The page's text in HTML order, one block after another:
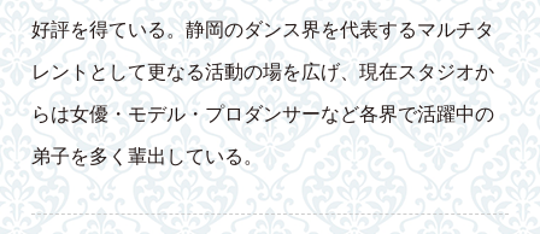
好評を得ている。静岡のダンス界を代表するマルチタ
レントとして更なる活動の場を広げ、現在スタジオか
らは女優・モデル・プロダンサーなど各界で活躍中の
弟子を多く輩出している。